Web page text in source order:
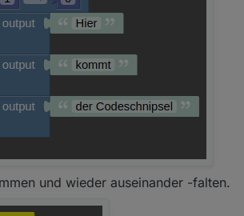
und wieder auseinander -falten.